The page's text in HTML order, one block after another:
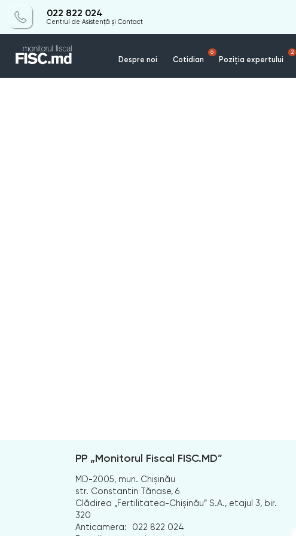
022 822 024
Centrul de Asistență și Contact
Despre noi Cotidian
6
Poziția expertului
2
PP „Monitorul Fiscal FISC.MD”
MD-2005, mun. Chișinău
str. Constantin Tănase, 6
Clădirea „Fertilitatea-Chișinău” S.A., etajul 3, bir.
320
Anticamera:
022 822 024